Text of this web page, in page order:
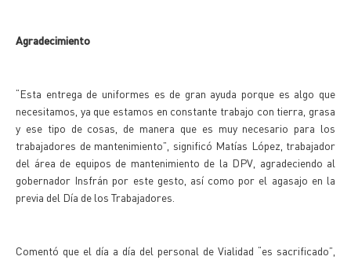
Agradecimiento
“Esta entrega de uniformes es de gran ayuda porque es algo que
necesitamos, ya que estamos en constante trabajo con tierra, grasa
y ese tipo de cosas, de manera que es muy necesario para los
trabajadores de mantenimiento”, significó Matías López, trabajador
del área de equipos de mantenimiento de la DPV, agradeciendo al
gobernador Insfrán por este gesto, así como por el agasajo en la
previa del Día de los Trabajadores.
Comentó que el día a día del personal de Vialidad “es sacrificado”,